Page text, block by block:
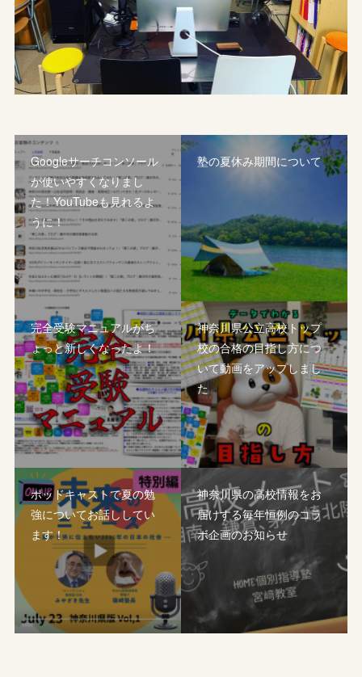
Googleサーチコンソール
が使いやすくなりまし
た！YouTubeも見れるよ
うに！
塾の夏休み期間について
完全受験マニュアルがち
ょっと新しくなったよ！
神奈川県公立高校トップ
校の合格の目指し方につ
いて動画をアップしまし
た
ポッドキャストで夏の勉
強についてお話ししてい
ます！
神奈川県の高校情報をお
届けする毎年恒例のコラ
ボ企画のお知らせ